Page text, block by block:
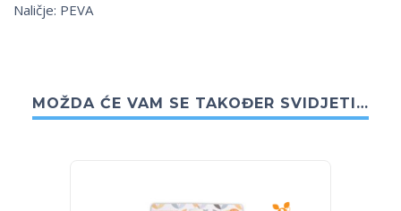
Naličje: PEVA
MOŽDA ĆE VAM SE TAKOĐER SVIDJETI…